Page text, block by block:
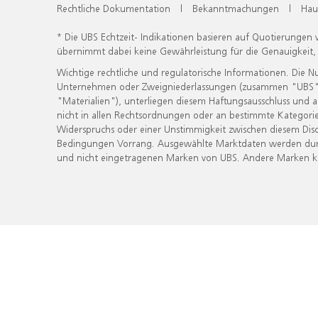
Rechtliche Dokumentation | Bekanntmachungen |
* Die UBS Echtzeit- Indikationen basieren auf
übernimmt dabei keine Gewährleistung für die
Wichtige rechtliche und regulatorische Informationen. Die
Unternehmen oder Zweigniederlassungen (zusammen
"Materialien"), unterliegen diesem Haftungsausschluss
nicht in allen Rechtsordnungen oder an bestimmte
Widerspruchs oder einer Unstimmigkeit zwischen diesem
Bedingungen Vorrang. Ausgewählte Marktdaten werden
und nicht eingetragenen Marken von UBS. Andere Marken